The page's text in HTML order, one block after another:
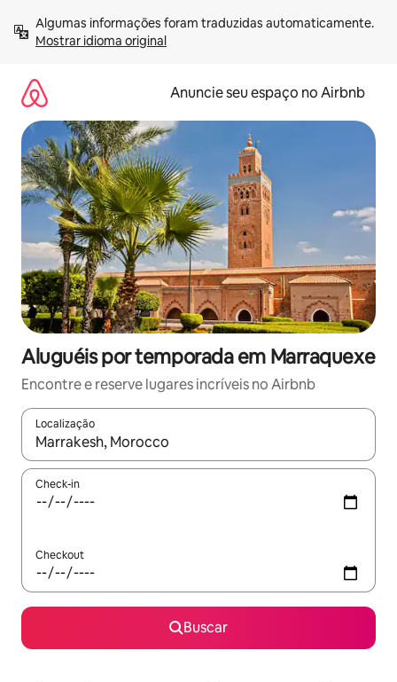
para
Mostrar idioma original
Anuncie seu espaço no Airbnb
Aluguéis por temporada em Marraquexe
Encontre e reserve lugares incríveis no Airbnb
Localização
Quando os resultados estiverem disponíveis, explore-os
Check-in
Checkout
Buscar